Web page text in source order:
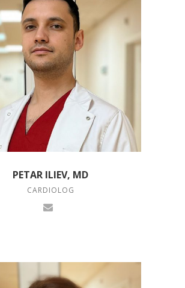
PETAR ILIEV, MD
CARDIOLOG